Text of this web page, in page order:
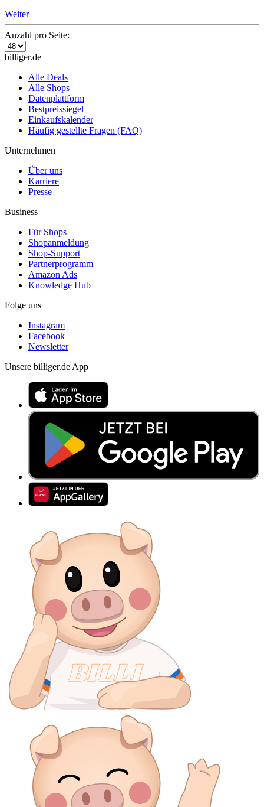
Weiter
Anzahl pro Seite:
billiger.de
Alle Deals
Alle Shops
Datenplattform
Bestpreissiegel
Einkaufskalender
Häufig gestellte Fragen (FAQ)
Unternehmen
Über uns
Karriere
Presse
Business
Für Shops
Shopanmeldung
Shop-Support
Partnerprogramm
Amazon Ads
Knowledge Hub
Folge uns
Instagram
Facebook
Newsletter
Unsere billiger.de App